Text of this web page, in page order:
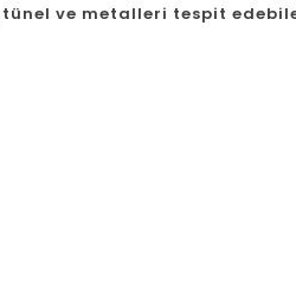
ve metalleri tespit